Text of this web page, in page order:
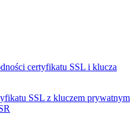
certyfikatu SSL i klucza
SSL z kluczem prywatnym